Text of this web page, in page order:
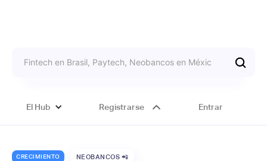
El Hub Registrarse Entrar
CRECIMIENTO NEOBANCOS 📲